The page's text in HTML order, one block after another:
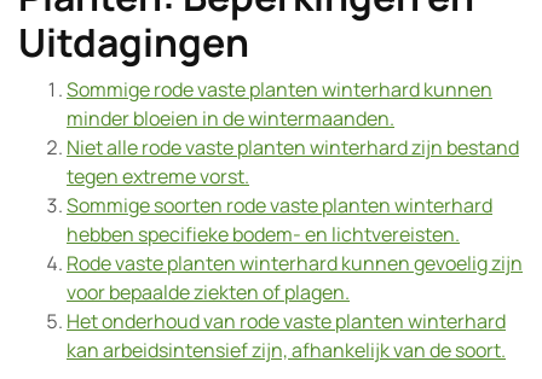
Uitdagingen
Sommige rode vaste planten winterhard kunnen
minder bloeien in de wintermaanden.
Niet alle rode vaste planten winterhard zijn bestand
tegen extreme vorst.
Sommige soorten rode vaste planten winterhard
hebben specifieke bodem- en lichtvereisten.
Rode vaste planten winterhard kunnen gevoelig zijn
voor bepaalde ziekten of plagen.
Het onderhoud van rode vaste planten winterhard
kan arbeidsintensief zijn, afhankelijk van de soort.